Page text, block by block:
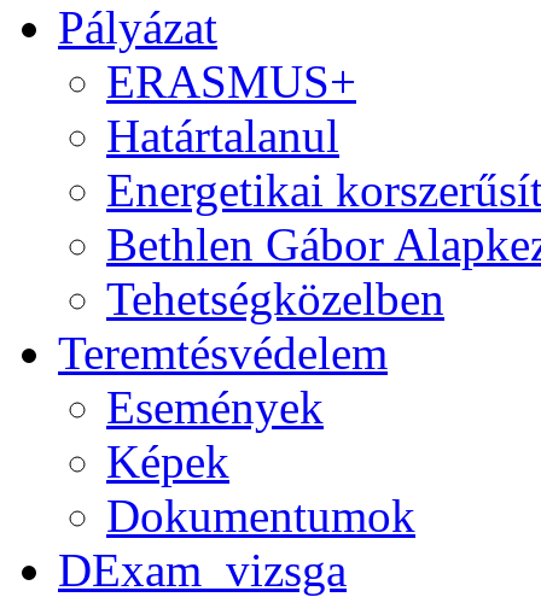
Pályázat
ERASMUS+
Határtalanul
Energetikai
Bethlen Gábor
Tehetségközelben
Teremtésvédelem
Események
Képek
Dokumentumok
DExam_vizsga